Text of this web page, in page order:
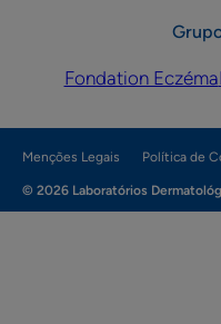
Fondation Eczéma
Menções Legais Política de
© 2026 Laboratórios